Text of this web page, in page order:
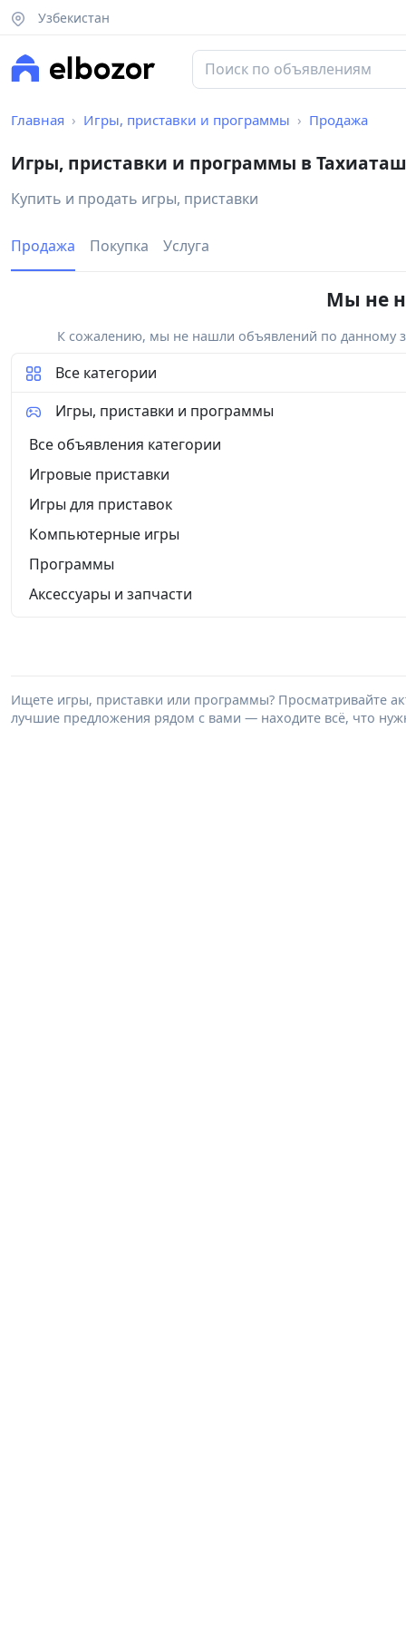
Узбекистан
Главная Игры, приставки и программы Продажа
Игры, приставки и программы в
Купить и продать игры, приставки
Продажа Покупка Услуга
Мы не
К сожалению, мы не нашли объявлений по данному
Все категории
Игры, приставки и программы
Все объявления категории
Игровые приставки
Игры для приставок
Компьютерные игры
Программы
Аксессуары и запчасти
Ищете игры, приставки или программы? Просматривайте
лучшие предложения рядом с вами — находите всё, что